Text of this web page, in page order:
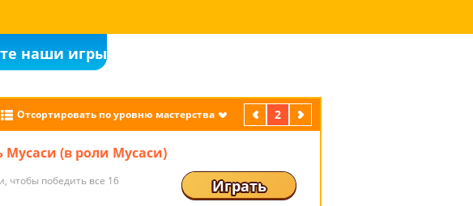
наши игры
Отсортировать по уровню мастерства предыдущая
2 следующая
Мусаси (в роли Мусаси)
чтобы победить все 16
Играть